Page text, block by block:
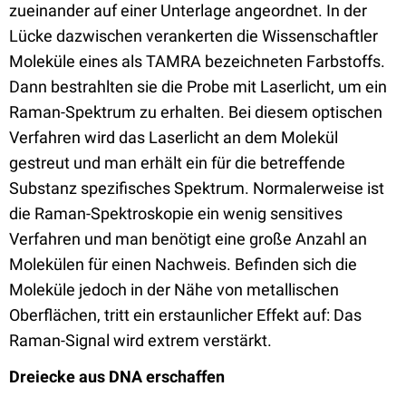
zueinander auf einer Unterlage angeordnet. In der
Lücke dazwischen verankerten die Wissenschaftler
Moleküle eines als TAMRA bezeichneten Farbstoffs.
Dann bestrahlten sie die Probe mit Laserlicht, um ein
Raman-Spektrum zu erhalten. Bei diesem optischen
Verfahren wird das Laserlicht an dem Molekül
gestreut und man erhält ein für die betreffende
Substanz spezifisches Spektrum. Normalerweise ist
die Raman-Spektroskopie ein wenig sensitives
Verfahren und man benötigt eine große Anzahl an
Molekülen für einen Nachweis. Befinden sich die
Moleküle jedoch in der Nähe von metallischen
Oberflächen, tritt ein erstaunlicher Effekt auf: Das
Raman-Signal wird extrem verstärkt.
Dreiecke aus DNA erschaffen